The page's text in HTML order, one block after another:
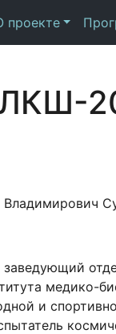
проекте
медико-
и